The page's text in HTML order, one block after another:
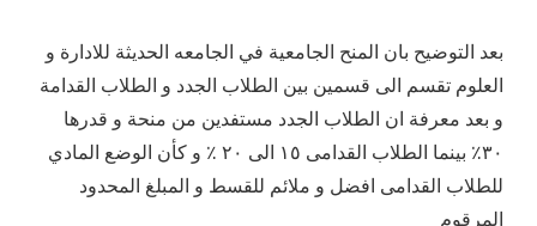
بعد التوضيح بان المنح الجامعية في الجامعه الحديثة للادارة و
العلوم تقسم الى قسمين بين الطلاب الجدد و الطلاب القدامة
و بعد معرفة ان الطلاب الجدد مستفدين من منحة و قدرها
٣٠٪ بينما الطلاب القدامى ١٥ الى ٢٠ ٪ و كأن الوضع المادي
للطلاب القدامى افضل و ملائم للقسط و المبلغ المحدود
المرقوم